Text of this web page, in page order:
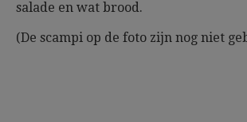
salade en wat brood.
(De scampi op de foto zijn nog niet